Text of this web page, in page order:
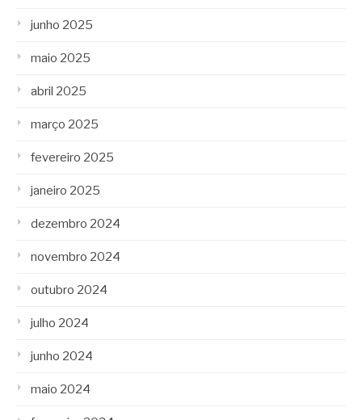
junho 2025
maio 2025
abril 2025
março 2025
fevereiro 2025
janeiro 2025
dezembro 2024
novembro 2024
outubro 2024
julho 2024
junho 2024
maio 2024